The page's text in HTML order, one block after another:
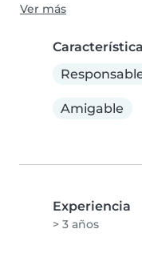
Ver más
Amigable
Experiencia
> 3 años